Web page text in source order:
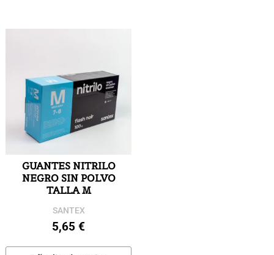
GUANTES NITRILO
NEGRO SIN POLVO
TALLA M
SANTEX
5,65€